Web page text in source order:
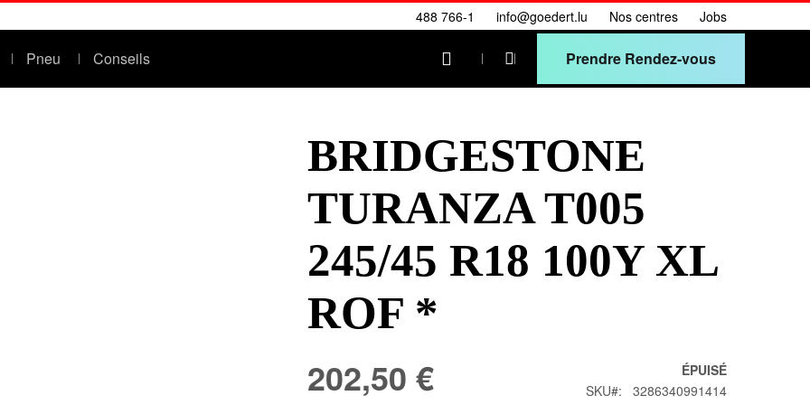
488 766-1 info@goedert.lu Nos centres Jobs
Pneu Conseils Mon panierPrendre Rendez-vous
BRIDGESTONE
TURANZA T005
245/45 R18 100Y XL
ROF *
202,50 €
ÉPUISÉ
SKU
3286340991414